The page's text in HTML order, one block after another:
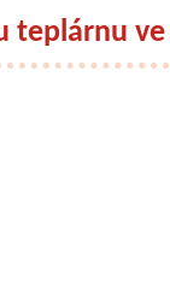
teplárnu